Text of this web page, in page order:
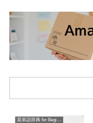
英単語辞典 for Beginners